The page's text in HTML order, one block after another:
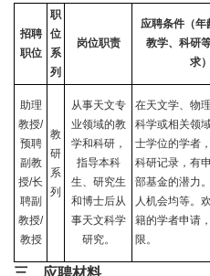
招聘
职位
职
位
系
列
岗位职责
应聘条件（年
教学、科研
求）
助理
教授/
预聘
副教
授/长
聘副
教授/
教授
教
研
系
列
从事天文专
业领域的教
学和科研，
指导本科
生、研究生
和博士后从
事天文科学
研究。
在天文学、物
科学或相关领
士学位的学者
科研记录，有
部基金的潜力
人机会均等。
籍的学者申请
限。
三、应聘材料